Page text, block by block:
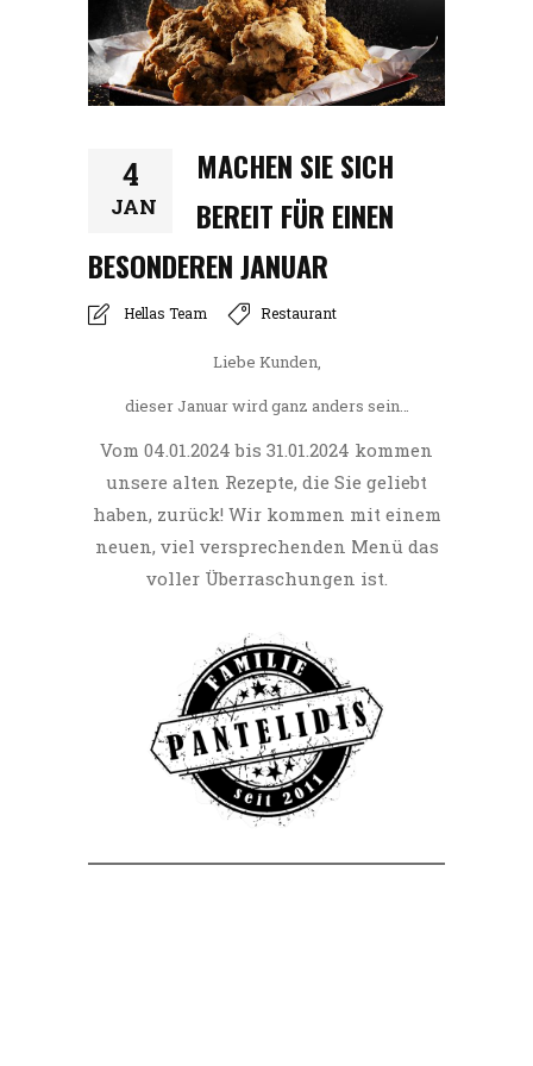
4
JAN
MACHEN SIE SICH
BEREIT FÜR EINEN
BESONDEREN JANUAR
Hellas Team Restaurant
Liebe Kunden,
dieser Januar wird ganz anders sein…
Vom 04.01.2024 bis 31.01.2024 kommen
unsere alten Rezepte, die Sie geliebt
haben, zurück! Wir kommen mit einem
neuen, viel versprechenden Menü das
voller Überraschungen ist.